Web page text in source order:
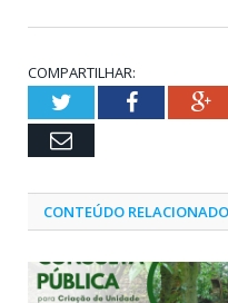
COMPARTILHAR:
TwitterFacebook
Email
CONTEÚDO RELACIONADO